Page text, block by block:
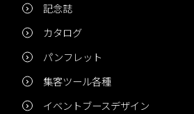
記念誌
カタログ
パンフレット
集客ツール各種
イベントブースデザイン